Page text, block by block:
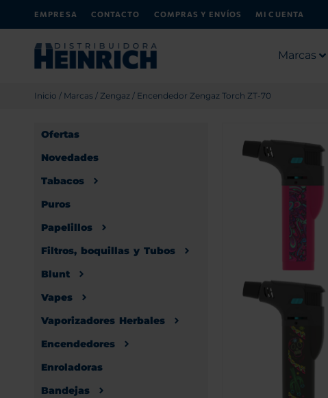
EMPRESA CONTACTO COMPRAS Y ENVÍOS MI CUENTA
Marcas
Inicio / Marcas / Zengaz / Encendedor Zengaz Torch ZT-70
Ofertas
Novedades
Tabacos
Puros
Papelillos
Filtros, boquillas y Tubos
Blunt
Vapes
Vaporizadores Herbales
Encendedores
Enroladoras
Bandejas